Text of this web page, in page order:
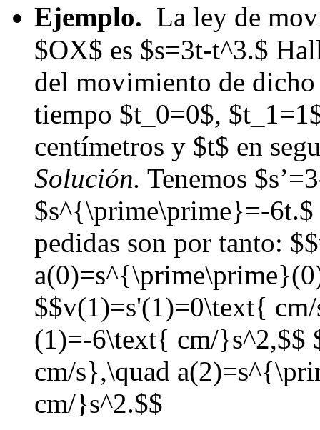
Ejemplo. La ley de
$OX$ es $s=3t-t^3.$
del movimiento de
tiempo $t_0=0$,
centímetros y $t$ en
Solución. Tenemos
$s^{\prime\prime}=-6t.$
pedidas son por tanto:
$$v(1)=s'(1)=0\text{
(1)=-6\text{ cm/}s^2,$$
cm/s},\quad
cm/}s^2.$$